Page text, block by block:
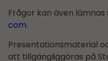
Frågor kan även
com.
Presentationsmaterial
att tillgängliggöras på